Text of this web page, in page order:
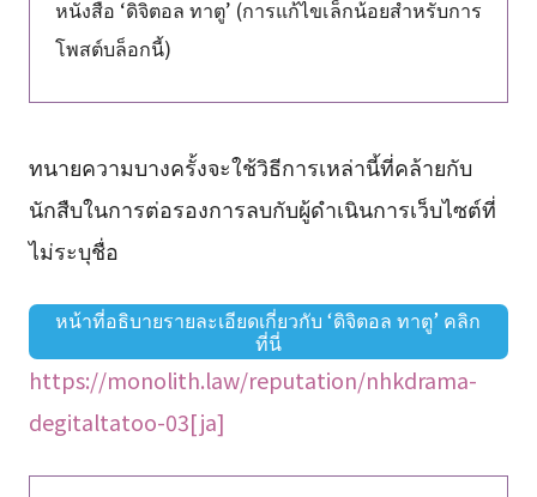
หนังสือ ‘ดิจิตอล ทาตู’ (การแก้ไขเล็กน้อยสำหรับการ
โพสต์บล็อกนี้)
ทนายความบางครั้งจะใช้วิธีการเหล่านี้ที่คล้ายกับ
นักสืบในการต่อรองการลบกับผู้ดำเนินการเว็บไซต์ที่
ไม่ระบุชื่อ
หน้าที่อธิบายรายละเอียดเกี่ยวกับ ‘ดิจิตอล ทาตู’ คลิก
ที่นี่
https://monolith.law/reputation/nhkdrama-
degitaltatoo-03[ja]